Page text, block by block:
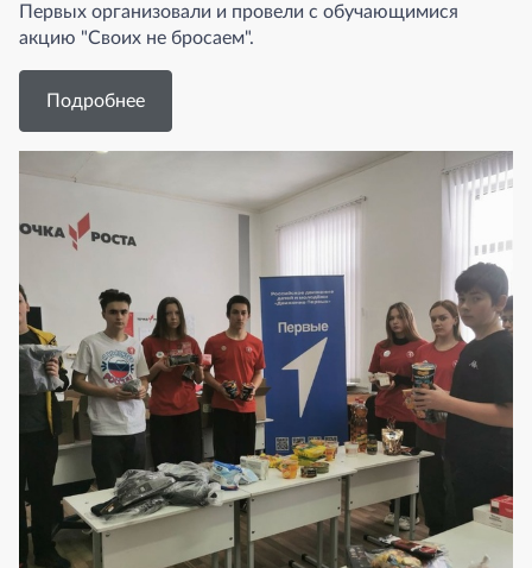
Первых организовали и провели с обучающимися
акцию "Своих не бросаем".
Подробнее